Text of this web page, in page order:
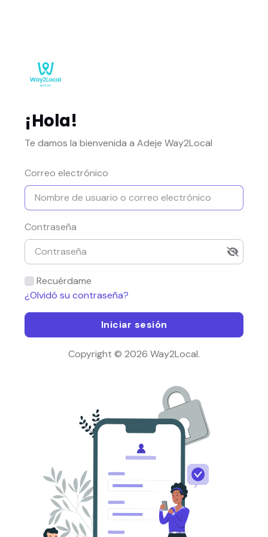
¡Hola!
Te damos la bienvenida a Adeje Way2Local
Correo electrónico
Contraseña
Recuérdame
¿Olvidó su contraseña?
Iniciar sesión
Copyright © 2026 Way2Local.